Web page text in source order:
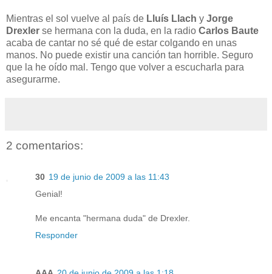
Mientras el sol vuelve al país de Lluís Llach y Jorge
Drexler se hermana con la duda, en la radio Carlos Baute
acaba de cantar no sé qué de estar colgando en unas
manos. No puede existir una canción tan horrible. Seguro
que la he oído mal. Tengo que volver a escucharla para
asegurarme.
2 comentarios:
30 19 de junio de 2009 a las 11:43
Genial!
Me encanta "hermana duda" de Drexler.
Responder